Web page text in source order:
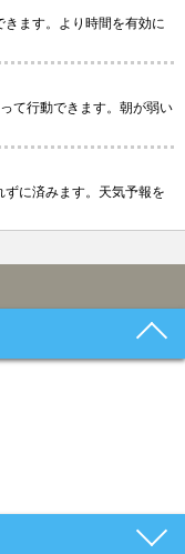
ます。より時間を有効に
て行動できます。朝が弱い
に済みます。天気予報を